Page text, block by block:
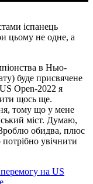
іспанець
цьому не одне, а
в Нью-
буде присвячене
Open-2022 я
щось ще.
тому що у мене
міст. Думаю,
Зроблю обидва, плюс
увічнити
на US